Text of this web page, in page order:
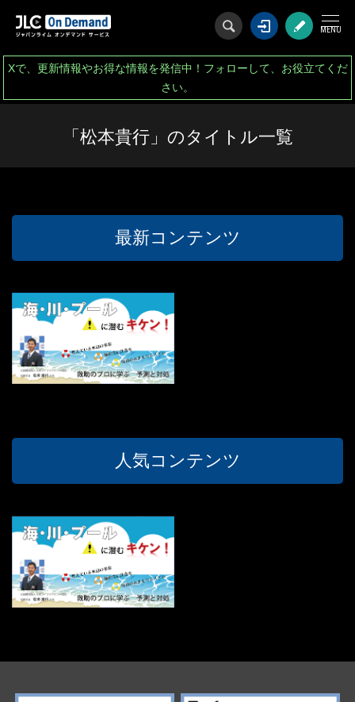
ログイン会
Xで、更新情報やお得な情報を発信中！フォローして、お役立てくだ
さい。
「松本貴行」のタイトル一覧
最新コンテンツ
人気コンテンツ